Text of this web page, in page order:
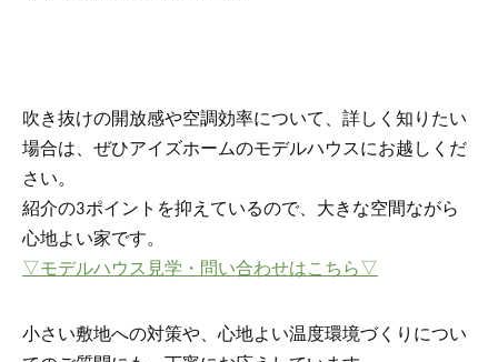
吹き抜けの開放感や空調効率について、詳しく知りたい
場合は、ぜひアイズホームのモデルハウスにお越しくだ
さい。
紹介の3ポイントを抑えているので、大きな空間ながら
心地よい家です。
▽モデルハウス見学・問い合わせはこちら▽
小さい敷地への対策や、心地よい温度環境づくりについ